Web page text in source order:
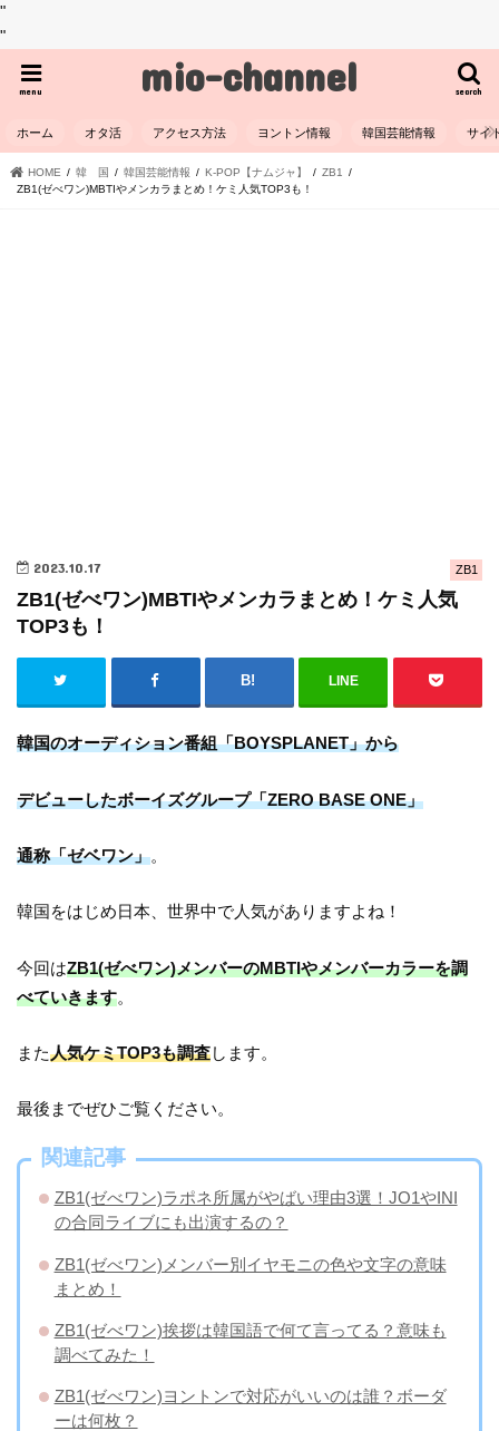
"
"
mio-channel search
menu
ホーム オタ活 アクセス方法 ヨントン情報 韓国芸能情報 サイ
HOME 韓 国 韓国芸能情報 K-POP【ナムジャ】
ZB1
ZB1(ゼべワン)MBTIやメンカラまとめ！ケミ人気TOP3も！
ZB1
2023.10.17
ZB1(ゼべワン)MBTIやメンカラまとめ！ケミ人気
TOP3も！
LINE
韓国のオーディション番組「BOYSPLANET」から
デビューしたボーイズグループ「ZERO BASE ONE」
通称「ゼベワン」。
韓国をはじめ日本、世界中で人気がありますよね！
今回はZB1(ゼべワン)メンバーのMBTIやメンバーカラーを調
べていきます。
また人気ケミTOP3も調査します。
最後までぜひご覧ください。
関連記事
ZB1(ゼべワン)ラポネ所属がやばい理由3選！JO1やINI
の合同ライブにも出演するの？
ZB1(ゼべワン)メンバー別イヤモニの色や文字の意味
まとめ！
ZB1(ゼべワン)挨拶は韓国語で何て言ってる？意味も
調べてみた！
ZB1(ゼべワン)ヨントンで対応がいいのは誰？ボーダ
ーは何枚？